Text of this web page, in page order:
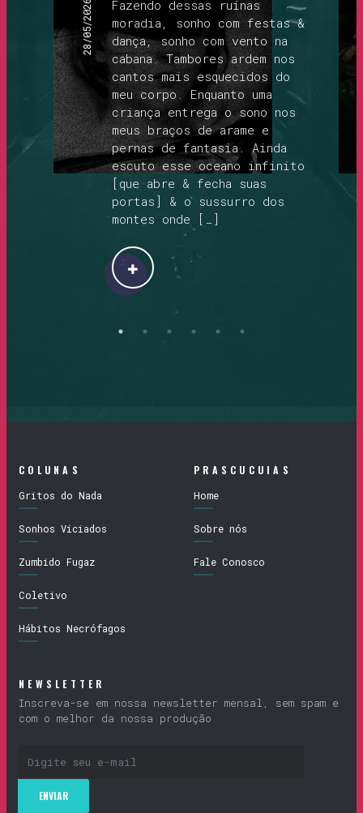
28/05/2026
Fazendo dessas ruínas
moradia, sonho com festas &
dança, sonho com vento na
cabana. Tambores ardem nos
cantos mais esquecidos do
meu corpo. Enquanto uma
criança entrega o sono nos
meus braços de arame e
pernas de fantasia. Ainda
escuto esse oceano infinito
[que abre & fecha suas
portas] & o sussurro dos
montes onde […]
COLUNAS
Gritos do Nada
Sonhos Viciados
Zumbido Fugaz
Coletivo
Hábitos Necrófagos
PRASCUCUIAS
Home
Sobre nós
Fale Conosco
NEWSLETTER
Inscreva-se em nossa newsletter mensal, sem spam e
com o melhor da nossa produção